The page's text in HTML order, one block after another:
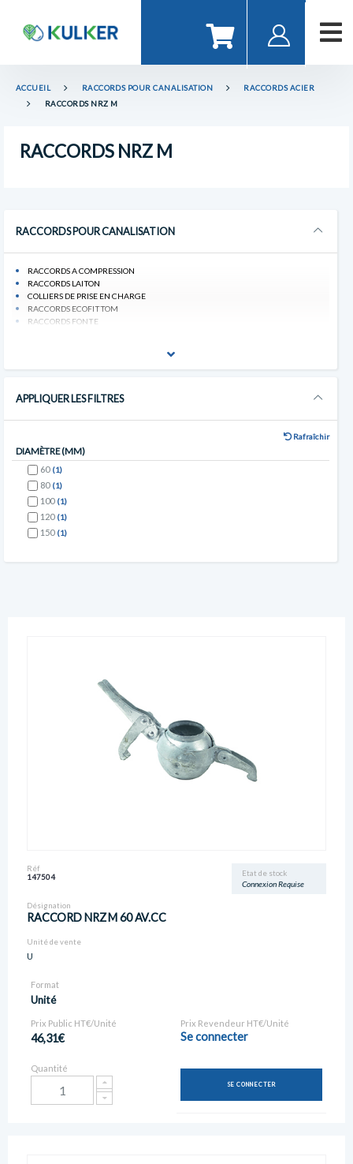
ACCUEIL RACCORDS POUR CANALISATION
RACCORDS ACIER
RACCORDS NRZ M
RACCORDS NRZ M
RACCORDS POUR CANALISATION
RACCORDS A COMPRESSION
RACCORDS LAITON
COLLIERS DE PRISE EN CHARGE
RACCORDS ECOFITTOM
RACCORDS FONTE
APPLIQUER LES FILTRES
Rafraîchir
DIAMÈTRE (MM)
60 (1)
80 (1)
100 (1)
120 (1)
150 (1)
Etat de stock
Connexion Requise
Réf
147504
Désignation
RACCORD NRZ M 60 AV.CC
Unité de vente
U
Format
Unité
Prix Public HT€/Unité
46,31€
Prix Revendeur HT€/Unité
Se connecter
Quantité
SE CONNECTER